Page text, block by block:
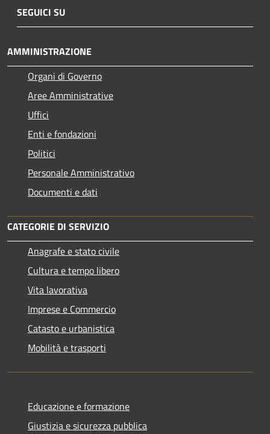
SEGUICI SU
AMMINISTRAZIONE
Organi di Governo
Aree Amministrative
Uffici
Enti e fondazioni
Politici
Personale Amministrativo
Documenti e dati
CATEGORIE DI SERVIZIO
Anagrafe e stato civile
Cultura e tempo libero
Vita lavorativa
Imprese e Commercio
Catasto e urbanistica
Mobilità e trasporti
Educazione e formazione
Giustizia e sicurezza pubblica